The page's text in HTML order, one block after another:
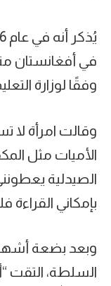
وفقًا لوزارة
وقالت امرأة لا
الأميات مثل
الصيدلية
بإمكاني القراءة
وبعد بضعة
السلطة، التقت